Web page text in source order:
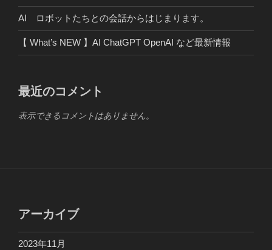
AI ロボットたちとの会話からはじまります。
【 What’s NEW 】AI ChatGPT OpenAI など最新情報
最近のコメント
表示できるコメントはありません。
アーカイブ
2023年11月